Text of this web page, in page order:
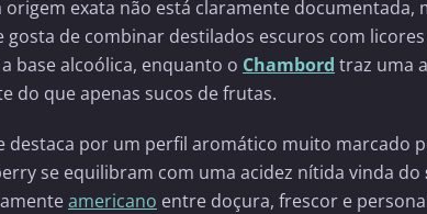
origem exata não está claramente
gosta de combinar destilados escuros com
base alcoólica, enquanto o Chambord traz uma
do que apenas sucos de frutas.
destaca por um perfil aromático muito marcado
se equilibram com uma acidez nítida vinda do
americano entre doçura, frescor e